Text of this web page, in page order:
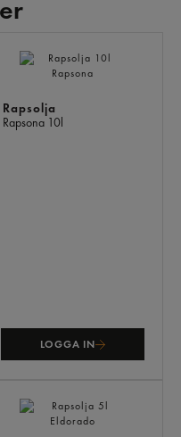
Rapsolja
Rapsona 10l
LOGGA IN